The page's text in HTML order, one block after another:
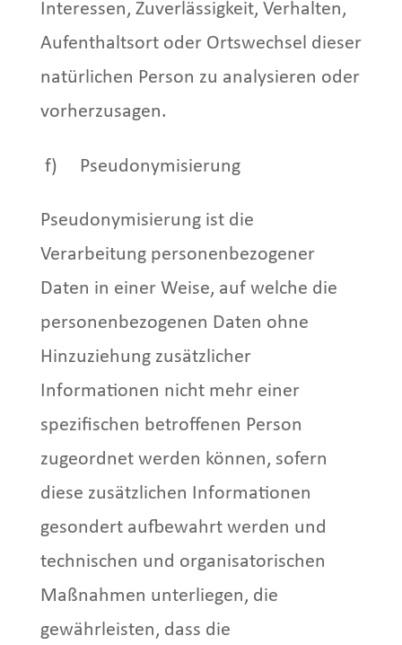
Interessen, Zuverlässigkeit, Verhalten,
Aufenthaltsort oder Ortswechsel dieser
natürlichen Person zu analysieren oder
vorherzusagen.
f) Pseudonymisierung
Pseudonymisierung ist die
Verarbeitung personenbezogener
Daten in einer Weise, auf welche die
personenbezogenen Daten ohne
Hinzuziehung zusätzlicher
Informationen nicht mehr einer
spezifischen betroffenen Person
zugeordnet werden können, sofern
diese zusätzlichen Informationen
gesondert aufbewahrt werden und
technischen und organisatorischen
Maßnahmen unterliegen, die
gewährleisten, dass die